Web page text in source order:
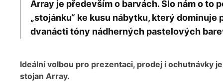
Array je především o barvách. Šlo nám o to
„stojánku“ ke kusu nábytku, který dominuje
dvanácti tóny nádherných pastelových
Ideální volbou pro prezentaci, prodej i ochutnávky
stojan Array.